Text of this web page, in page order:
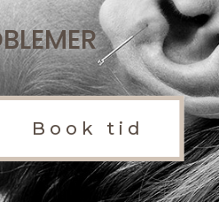
Book tid